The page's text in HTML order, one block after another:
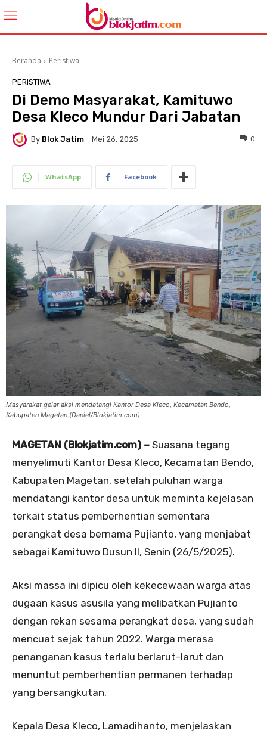
Beranda Peristiwa
PERISTIWA
Di Demo Masyarakat, Kamituwo
Desa Kleco Mundur Dari Jabatan
By Blok Jatim Mei 26, 2025 0
WhatsApp Facebook
Masyarakat gelar aksi mendatangi Kantor Desa Kleco, Kecamatan Bendo,
Kabupaten Magetan.(Daniel/Blokjatim.com)
MAGETAN (Blokjatim.com) – Suasana tegang
menyelimuti Kantor Desa Kleco, Kecamatan Bendo,
Kabupaten Magetan, setelah puluhan warga
mendatangi kantor desa untuk meminta kejelasan
terkait status pemberhentian sementara
perangkat desa bernama Pujianto, yang menjabat
sebagai Kamituwo Dusun II, Senin (26/5/2025).
Aksi massa ini dipicu oleh kekecewaan warga atas
dugaan kasus asusila yang melibatkan Pujianto
dengan rekan sesama perangkat desa, yang sudah
mencuat sejak tahun 2022. Warga merasa
penanganan kasus terlalu berlarut-larut dan
menuntut pemberhentian permanen terhadap
yang bersangkutan.
Kepala Desa Kleco, Lamadihanto, menjelaskan